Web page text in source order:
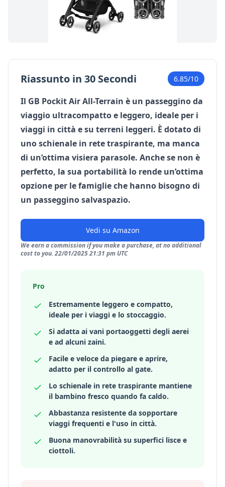
Riassunto in 30 Secondi 6.85/10
Il GB Pockit Air All-Terrain è un passeggino da
viaggio ultracompatto e leggero, ideale per i
viaggi in città e su terreni leggeri. È dotato di
uno schienale in rete traspirante, ma manca
di un’ottima visiera parasole. Anche se non è
perfetto, la sua portabilità lo rende un’ottima
opzione per le famiglie che hanno bisogno di
un passeggino salvaspazio.
Vedi su Amazon
We earn a commission if you make a purchase, at no additional
cost to you. 22/01/2025 21:31 pm UTC
Pro
Estremamente leggero e compatto,
ideale per i viaggi e lo stoccaggio.
Si adatta ai vani portaoggetti degli aerei
e ad alcuni zaini.
Facile e veloce da piegare e aprire,
adatto per il controllo al gate.
Lo schienale in rete traspirante mantiene
il bambino fresco quando fa caldo.
Abbastanza resistente da sopportare
viaggi frequenti e l'uso in città.
Buona manovrabilità su superfici lisce e
ciottoli.